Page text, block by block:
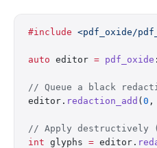
#include <pdf_oxide/
auto editor = pdf_oxide
// Queue a black
editor. redaction_add ( 0 ,
// Apply destructively
int glyphs = editor.